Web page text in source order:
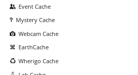
Event Cache
Mystery Cache
Webcam Cache
EarthCache
Wherigo Cache